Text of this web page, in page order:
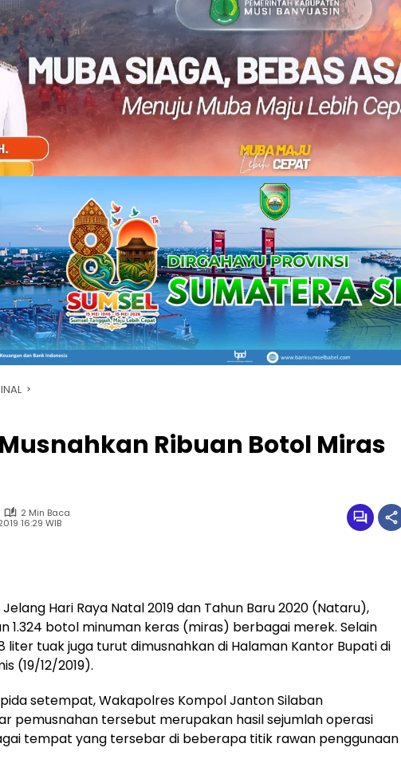
Ribuan Botol Miras
2 Min Baca
16:29 WIB
Hari Raya Natal 2019 dan Tahun Baru 2020 (Nataru),
1.324 botol minuman keras (miras) berbagai merek. Selain
liter tuak juga turut dimusnahkan di Halaman Kantor Bupati di
(19/12/2019).
setempat, Wakapolres Kompol Janton Silaban
pemusnahan tersebut merupakan hasil sejumlah operasi
tempat yang tersebar di beberapa titik rawan penggunaan